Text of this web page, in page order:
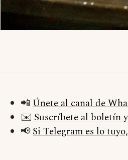
📲 Únete al canal de
✉️ Suscríbete al boletín
📢Si Telegram es lo